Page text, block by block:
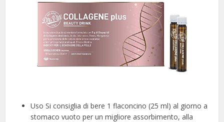
Uso Si consiglia di bere 1 flaconcino (25 ml) al giorno a
stomaco vuoto per un migliore assorbimento, alla